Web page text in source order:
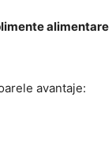
alimentare
avantaje: